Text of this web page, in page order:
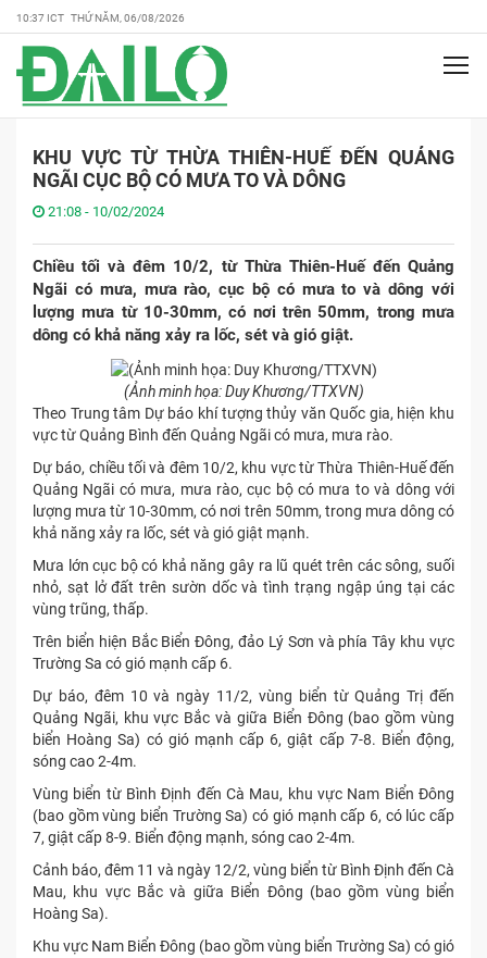
10:37 ICT THỨ NĂM, 06/08/2026
KHU VỰC TỪ THỪA THIÊN-HUẾ ĐẾN QUẢNG
NGÃI CỤC BỘ CÓ MƯA TO VÀ DÔNG
21:08 - 10/02/2024
Chiều tối và đêm 10/2, từ Thừa Thiên-Huế đến Quảng
Ngãi có mưa, mưa rào, cục bộ có mưa to và dông với
lượng mưa từ 10-30mm, có nơi trên 50mm, trong mưa
dông có khả năng xảy ra lốc, sét và gió giật.
(Ảnh minh họa: Duy Khương/TTXVN)
Theo Trung tâm Dự báo khí tượng thủy văn Quốc gia, hiện khu
vực từ Quảng Bình đến Quảng Ngãi có mưa, mưa rào.
Dự báo, chiều tối và đêm 10/2, khu vực từ Thừa Thiên-Huế đến
Quảng Ngãi có mưa, mưa rào, cục bộ có mưa to và dông với
lượng mưa từ 10-30mm, có nơi trên 50mm, trong mưa dông có
khả năng xảy ra lốc, sét và gió giật mạnh.
Mưa lớn cục bộ có khả năng gây ra lũ quét trên các sông, suối
nhỏ, sạt lở đất trên sườn dốc và tình trạng ngập úng tại các
vùng trũng, thấp.
Trên biển hiện Bắc Biển Đông, đảo Lý Sơn và phía Tây khu vực
Trường Sa có gió mạnh cấp 6.
Dự báo, đêm 10 và ngày 11/2, vùng biển từ Quảng Trị đến
Quảng Ngãi, khu vực Bắc và giữa Biển Đông (bao gồm vùng
biển Hoàng Sa) có gió mạnh cấp 6, giật cấp 7-8. Biển động,
sóng cao 2-4m.
Vùng biển từ Bình Định đến Cà Mau, khu vực Nam Biển Đông
(bao gồm vùng biển Trường Sa) có gió mạnh cấp 6, có lúc cấp
7, giật cấp 8-9. Biển động mạnh, sóng cao 2-4m.
Cảnh báo, đêm 11 và ngày 12/2, vùng biển từ Bình Định đến Cà
Mau, khu vực Bắc và giữa Biển Đông (bao gồm vùng biển
Hoàng Sa).
Khu vực Nam Biển Đông (bao gồm vùng biển Trường Sa) có gió